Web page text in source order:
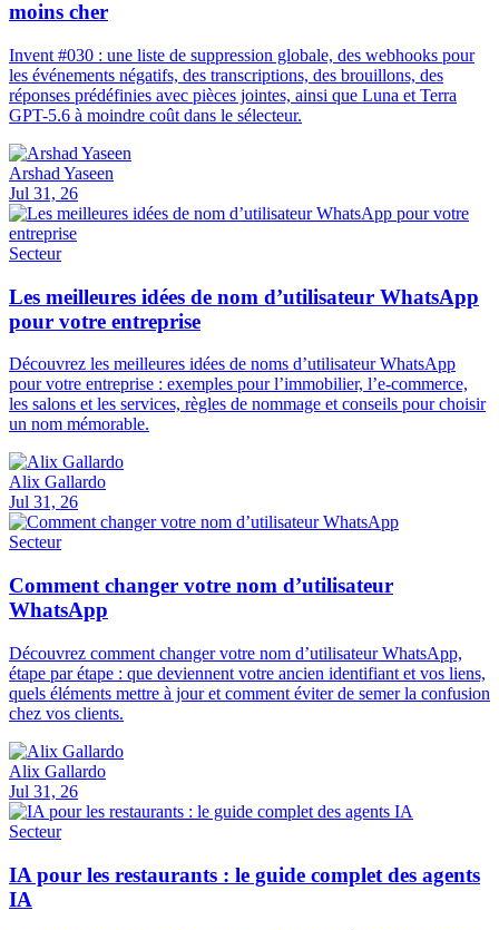
moins cher
Invent #030 : une liste de suppression globale, des webhooks pour
les événements négatifs, des transcriptions, des brouillons, des
réponses prédéfinies avec pièces jointes, ainsi que Luna et Terra
GPT-5.6 à moindre coût dans le sélecteur.
Arshad Yaseen
Jul 31, 26
Secteur
Les meilleures idées de nom d’utilisateur WhatsApp
pour votre entreprise
Découvrez les meilleures idées de noms d’utilisateur WhatsApp
pour votre entreprise : exemples pour l’immobilier, l’e-commerce,
les salons et les services, règles de nommage et conseils pour choisir
un nom mémorable.
Alix Gallardo
Jul 31, 26
Secteur
Comment changer votre nom d’utilisateur
WhatsApp
Découvrez comment changer votre nom d’utilisateur WhatsApp,
étape par étape : que deviennent votre ancien identifiant et vos liens,
quels éléments mettre à jour et comment éviter de semer la confusion
chez vos clients.
Alix Gallardo
Jul 31, 26
Secteur
IA pour les restaurants : le guide complet des agents
IA